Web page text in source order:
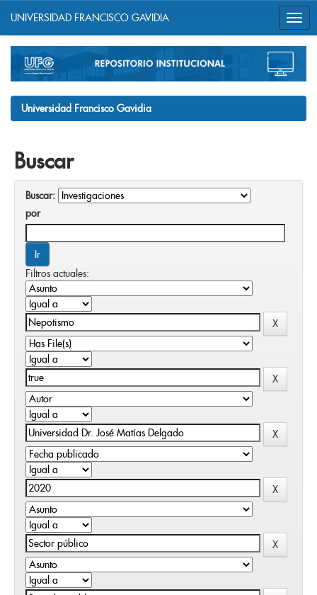
navigation
UNIVERSIDAD FRANCISCO GAVIDIA
Universidad Francisco Gavidia
Buscar
Buscar:
por
Filtros actuales: